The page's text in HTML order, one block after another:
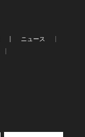
ニュース